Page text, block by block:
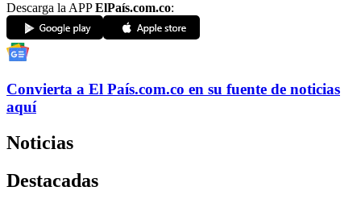
Descarga la APPElPaís.com.co:
Convierta a El País.com.co en su fuente de noticias
aquí
Noticias
Destacadas